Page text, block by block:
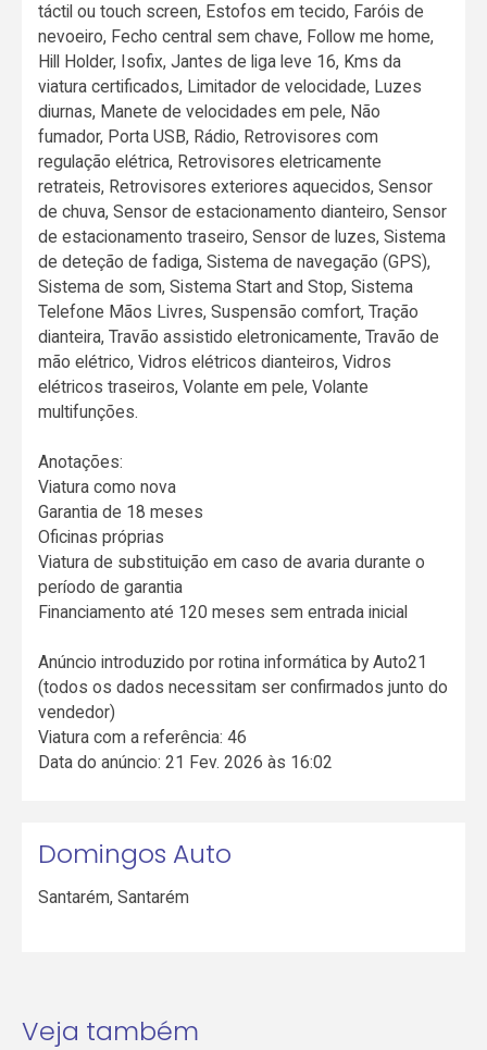
táctil ou touch screen, Estofos em tecido, Faróis de
nevoeiro, Fecho central sem chave, Follow me home,
Hill Holder, Isofix, Jantes de liga leve 16, Kms da
viatura certificados, Limitador de velocidade, Luzes
diurnas, Manete de velocidades em pele, Não
fumador, Porta USB, Rádio, Retrovisores com
regulação elétrica, Retrovisores eletricamente
retrateis, Retrovisores exteriores aquecidos, Sensor
de chuva, Sensor de estacionamento dianteiro, Sensor
de estacionamento traseiro, Sensor de luzes, Sistema
de deteção de fadiga, Sistema de navegação (GPS),
Sistema de som, Sistema Start and Stop, Sistema
Telefone Mãos Livres, Suspensão comfort, Tração
dianteira, Travão assistido eletronicamente, Travão de
mão elétrico, Vidros elétricos dianteiros, Vidros
elétricos traseiros, Volante em pele, Volante
multifunções.
Anotações:
Viatura como nova
Garantia de 18 meses
Oficinas próprias
Viatura de substituição em caso de avaria durante o
período de garantia
Financiamento até 120 meses sem entrada inicial
Anúncio introduzido por rotina informática by Auto21
(todos os dados necessitam ser confirmados junto do
vendedor)
Viatura com a referência: 46
Data do anúncio: 21 Fev. 2026 às 16:02
Domingos Auto
Santarém,Santarém
Veja também